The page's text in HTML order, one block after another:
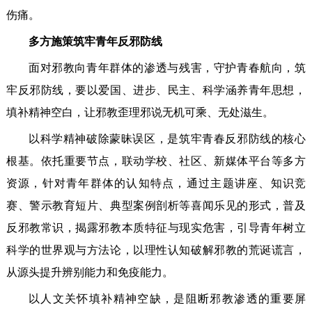
伤痛。
多方施策筑牢青年反邪防线
面对邪教向青年群体的渗透与残害，守护青春航向，筑
牢反邪防线，要以爱国、进步、民主、科学涵养青年思想，
填补精神空白，让邪教歪理邪说无机可乘、无处滋生。
以科学精神破除蒙昧误区，是筑牢青春反邪防线的核心
根基。依托重要节点，联动学校、社区、新媒体平台等多方
资源，针对青年群体的认知特点，通过主题讲座、知识竞
赛、警示教育短片、典型案例剖析等喜闻乐见的形式，普及
反邪教常识，揭露邪教本质特征与现实危害，引导青年树立
科学的世界观与方法论，以理性认知破解邪教的荒诞谎言，
从源头提升辨别能力和免疫能力。
以人文关怀填补精神空缺，是阻断邪教渗透的重要屏